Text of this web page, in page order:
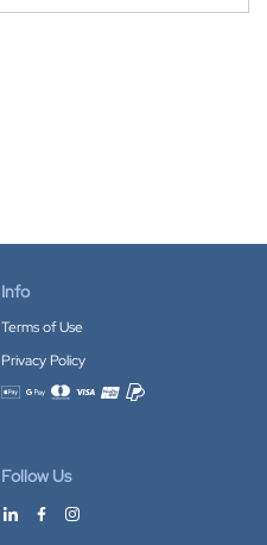
Info
Terms of Use
Privacy Policy
Accepted payment methods
Follow Us